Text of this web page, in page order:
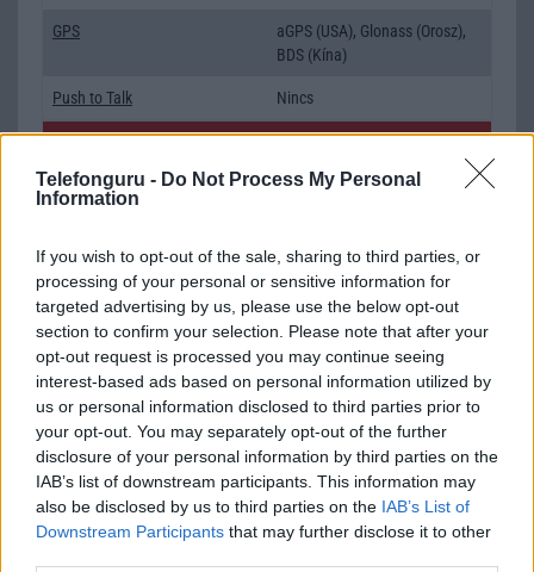
Telefonguru - Do Not Process My Personal
Information
If you wish to opt-out of the sale, sharing to third parties, or
processing of your personal or sensitive information for
targeted advertising by us, please use the below opt-out
section to confirm your selection. Please note that after your
opt-out request is processed you may continue seeing
interest-based ads based on personal information utilized by
us or personal information disclosed to third parties prior to
your opt-out. You may separately opt-out of the further
disclosure of your personal information by third parties on the
IAB’s list of downstream participants. This information may
also be disclosed by us to third parties on the IAB’s List of
Downstream Participants that may further disclose it to other
GPS
aGPS (USA), Glonass (Orosz),
BDS (Kína)
Push to Talk Nincs
Típus Li-Ion
Cserélhetőség
Beszélgetési idő h /
Gyorstöltés
18
ALKALMAZÁSOK ÉS ÉRZÉKELŐK
Java Nincs
Flash/Ujjlenyomat olvasó Nincs
SNS integráció alap szolgáltatás
alap szolgáltatás